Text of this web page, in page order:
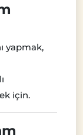
yapmak,
için.